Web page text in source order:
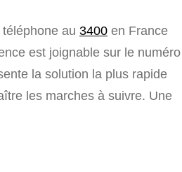
au 3400 en France
est joignable sur le numéro
la solution la plus rapide
les marches à suivre. Une